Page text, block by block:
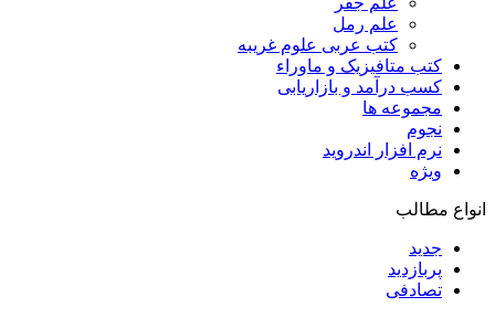
علم رمل
کتب عربی علوم غریبه
کتب متافیزیک و ماوراء
کسب درآمد و بازاریابی
مجموعه ها
نجوم
نرم افزار اندروید
ویژه
انواع مطالب
جدید
پربازدید
تصادفی